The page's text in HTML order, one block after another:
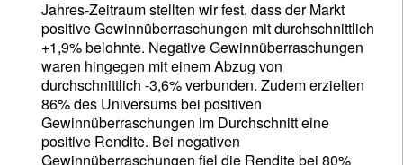
Jahres-Zeitraum stellten wir fest, dass der Markt
positive Gewinnüberraschungen mit durchschnittlich
+1,9% belohnte. Negative Gewinnüberraschungen
waren hingegen mit einem Abzug von
durchschnittlich -3,6% verbunden. Zudem erzielten
86% des Universums bei positiven
Gewinnüberraschungen im Durchschnitt eine
positive Rendite. Bei negativen
Gewinnüberraschungen fiel die Rendite bei 80%